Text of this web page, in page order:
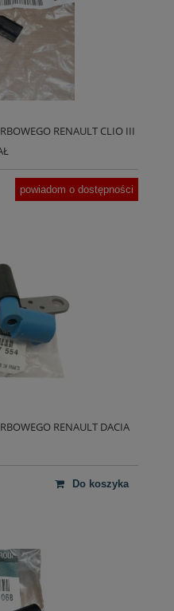
RENAULT CLIO III
powiadom o dostępności
RENAULT DACIA
do koszyka